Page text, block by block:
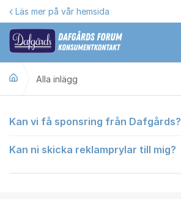
Hoppa till innehåll
Läs mer på vår hemsida
Alla inlägg
Alla inlägg
Kan vi få sponsring från Dafgårds?
Kan ni skicka reklamprylar till mig?